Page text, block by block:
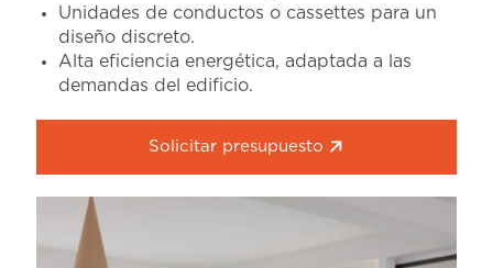
Unidades de conductos o cassettes para un
diseño discreto.
Alta eficiencia energética, adaptada a las
demandas del edificio.
Solicitar presupuesto